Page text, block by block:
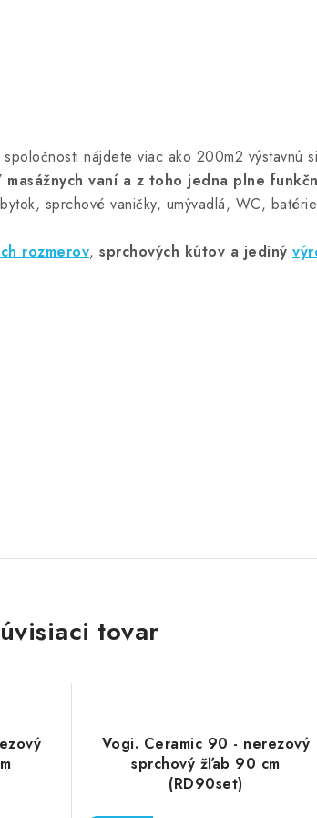
nájdete viac ako 200m2 výstavnú
masážnych vaní a z toho jedna plne
sprchové vaničky, umývadlá, WC,
rozmerov, sprchových kútov a jediný
tovar
Vogi. Ceramic 90 - nerezový
sprchový žľab 90 cm
(RD90set)